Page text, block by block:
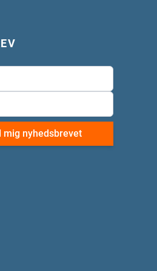
mig nyhedsbrevet